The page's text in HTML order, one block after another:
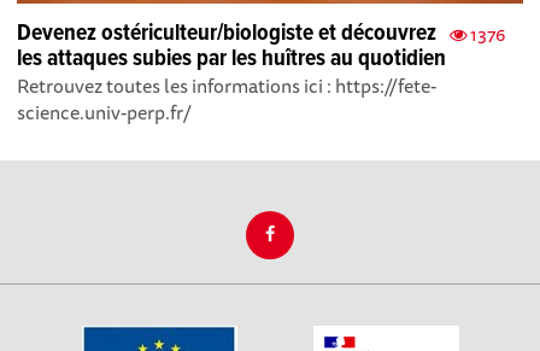
1376
Devenez ostériculteur/biologiste et découvrez
les attaques subies par les huîtres au quotidien
Retrouvez toutes les informations ici : https://fete-
science.univ-perp.fr/